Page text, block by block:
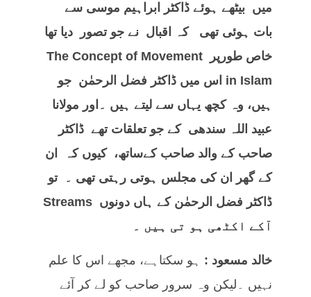
میں بیٹھے ہوئے ڈاکٹر ابراہیم موسی سے
بات ہوئی تھی کہ اقبال نے جو تصور دیا تھا
خاص طورپر
The Concept of Movement
in Islam اس میں ڈاکٹر فضل الرحمٰن جو
ہیں، وہ کچھ یہاں سے لیتے ہیں ۔اور مولانا
عبید اللہ سندھی کے جو تعلقات تھے ڈاکٹر
صاحب کے والد صاحب کےساتھ، کیوں کہ ان
کے گھر ان کی مجلس ہوتی رہتی تھی ۔ تو
ڈاکٹر فضل الرحمٰن کے ہاں دونوںStreams
آکے اکٹھی ہو تی ہیں ۔
خالد مسعود : ہو سکتاہے، مجھے اس کا علم
نہیں ۔لیکن وہ سرور صاحب کو لے کر آئے